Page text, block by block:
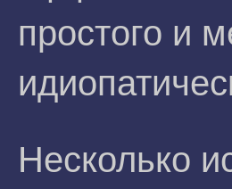
простого и
Несколько